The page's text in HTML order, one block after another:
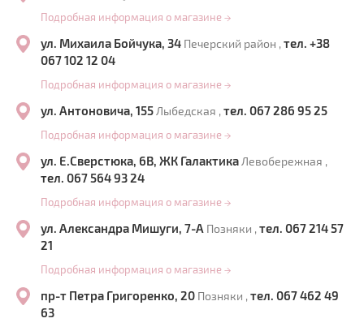
Подробная информация о магазине →
ул. Михаила Бойчука, 34 Печерский район , тел. +38
067 102 12 04
Подробная информация о магазине →
ул. Антоновича, 155Лыбедская , тел. 067 286 95 25
Подробная информация о магазине →
ул. Е.Сверстюка, 6В, ЖК ГалактикаЛевобережная ,
тел. 067 564 93 24
Подробная информация о магазине →
ул. Александра Мишуги, 7-А Позняки , тел. 067 214 57
21
Подробная информация о магазине →
пр-т Петра Григоренко, 20 Позняки , тел. 067 462 49
63